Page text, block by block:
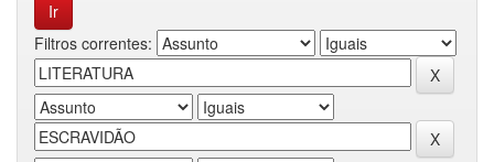
Filtros correntes: